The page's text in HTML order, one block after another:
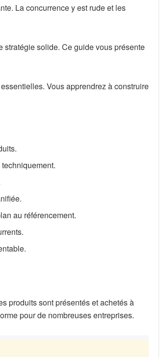
La concurrence y est rude et les
stratégie solide. Ce guide vous présente
Vous apprendrez à construire
au référencement.
produits sont présentés et achetés à
pour de nombreuses entreprises.